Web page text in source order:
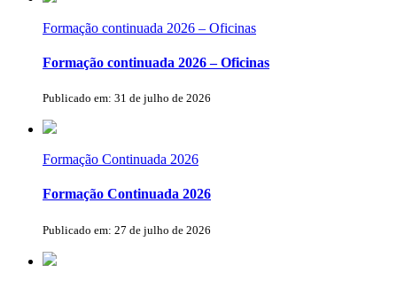
Formação continuada 2026 – Oficinas
Formação continuada 2026 – Oficinas
Publicado em: 31 de julho de 2026
Formação Continuada 2026
Formação Continuada 2026
Publicado em: 27 de julho de 2026